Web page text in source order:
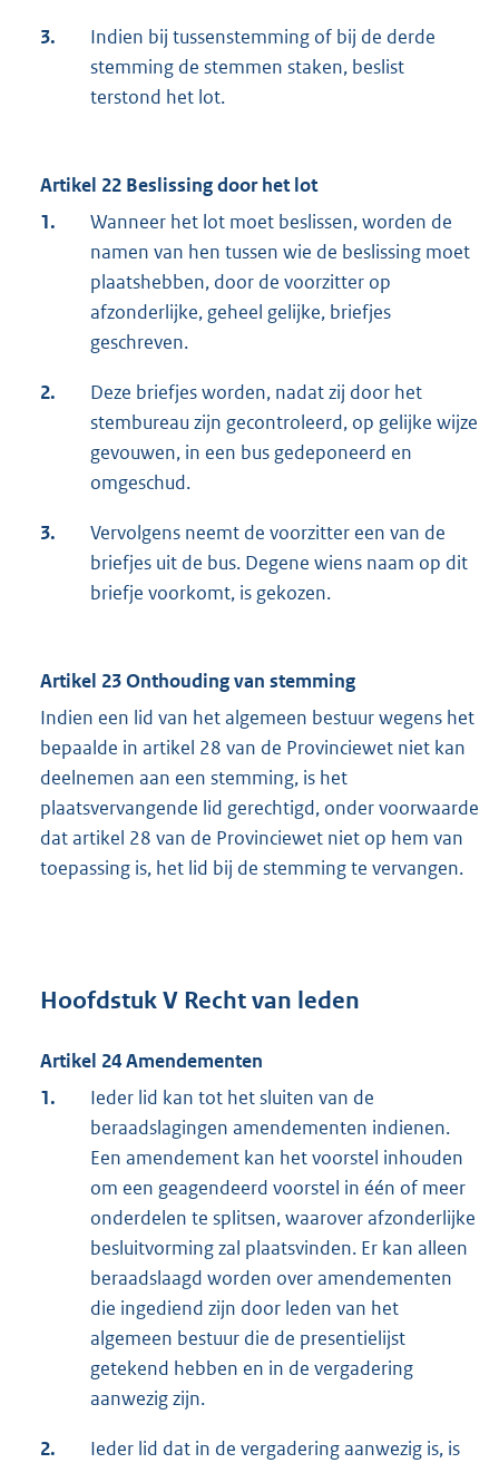
3.
Indien bij tussenstemming of bij de derde
stemming de stemmen staken, beslist
terstond het lot.
Artikel 22 Beslissing door het lot
1.
Wanneer het lot moet beslissen, worden de
namen van hen tussen wie de beslissing moet
plaatshebben, door de voorzitter op
afzonderlijke, geheel gelijke, briefjes
geschreven.
2.
Deze briefjes worden, nadat zij door het
stembureau zijn gecontroleerd, op gelijke wijze
gevouwen, in een bus gedeponeerd en
omgeschud.
3.
Vervolgens neemt de voorzitter een van de
briefjes uit de bus. Degene wiens naam op dit
briefje voorkomt, is gekozen.
Artikel 23 Onthouding van stemming
Indien een lid van het algemeen bestuur wegens het
bepaalde in artikel 28 van de Provinciewet niet kan
deelnemen aan een stemming, is het
plaatsvervangende lid gerechtigd, onder voorwaarde
dat artikel 28 van de Provinciewet niet op hem van
toepassing is, het lid bij de stemming te vervangen.
Hoofdstuk V Recht van leden
Artikel 24 Amendementen
1.
Ieder lid kan tot het sluiten van de
beraadslagingen amendementen indienen.
Een amendement kan het voorstel inhouden
om een geagendeerd voorstel in één of meer
onderdelen te splitsen, waarover afzonderlijke
besluitvorming zal plaatsvinden. Er kan alleen
beraadslaagd worden over amendementen
die ingediend zijn door leden van het
algemeen bestuur die de presentielijst
getekend hebben en in de vergadering
aanwezig zijn.
2. Ieder lid dat in de vergadering aanwezig is, is